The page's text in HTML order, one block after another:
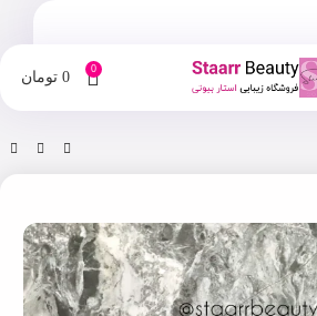
0
0 تومان
خانه فروشگاه ابزار آرایش و پیرایش